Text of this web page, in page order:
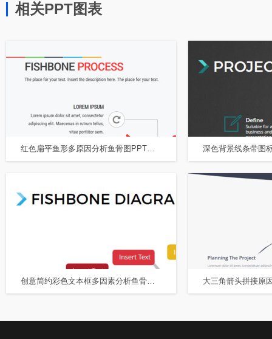
相关PPT图表
红色扁平鱼形多原因分析鱼骨图PPT图表
创意简约彩色文本框多因素分析鱼骨图PPT图表